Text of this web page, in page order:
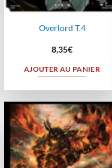
Overlord T.4
8,35€
AJOUTER AU PANIER
Ajouter
à la
wishlist